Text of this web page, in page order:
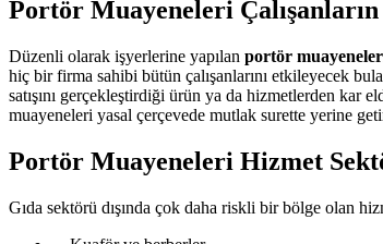
Portör Muayeneleri
Düzenli olarak işyerlerine yapılan portör
hiç bir firma sahibi bütün çalışanlarını etkileyecek
satışını gerçekleştirdiği ürün ya da hizmetlerden kar
muayeneleri yasal çerçevede mutlak surette yerine
Portör Muayeneleri Hizmet
Gıda sektörü dışında çok daha riskli bir bölge olan